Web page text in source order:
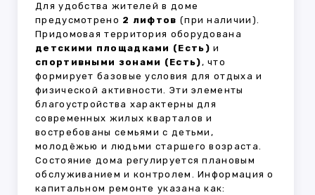
Для удобства жителей в доме
предусмотрено 2 лифтов (при наличии).
Придомовая территория оборудована
детскими площадками (Есть) и
спортивными зонами (Есть), что
формирует базовые условия для отдыха и
физической активности. Эти элементы
благоустройства характерны для
современных жилых кварталов и
востребованы семьями с детьми,
молодёжью и людьми старшего возраста.
Состояние дома регулируется плановым
обслуживанием и контролем. Информация о
капитальном ремонте указана как: